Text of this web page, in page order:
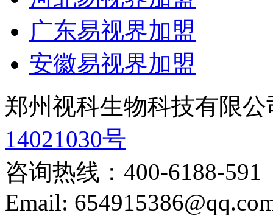
广东易视界加盟
安徽易视界加盟
郑州视科生物科技有限
14021030号
咨询热线： 400-6188-591
Email: